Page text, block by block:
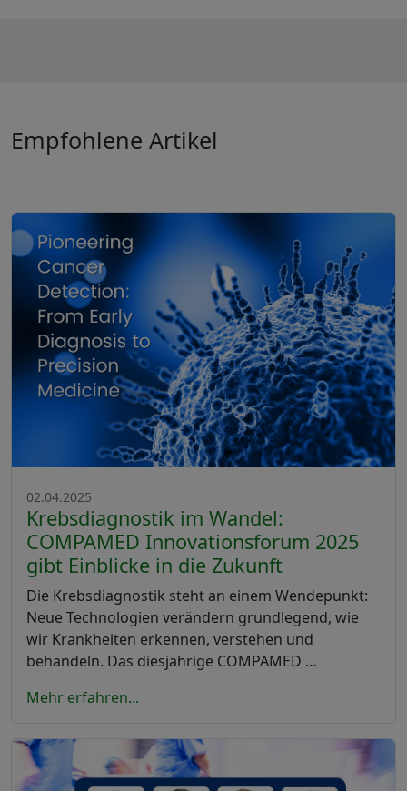
Empfohlene Artikel
02.04.2025
Krebsdiagnostik im Wandel:
COMPAMED Innovationsforum 2025
gibt Einblicke in die Zukunft
Die Krebsdiagnostik steht an einem Wendepunkt:
Neue Technologien verändern grundlegend, wie
wir Krankheiten erkennen, verstehen und
behandeln. Das diesjährige COMPAMED …
Mehr erfahren...